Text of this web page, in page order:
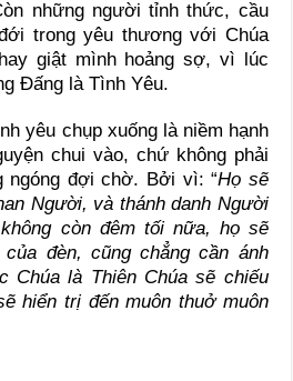
những người tỉnh thức, cầu
trong yêu thương với Chúa
giật mình hoảng sợ, vì lúc
Đấng là Tình Yêu.
yêu chụp xuống là niềm hạnh
chui vào, chứ không phải
ngóng đợi chờ. Bởi vì: “Họ sẽ
Người, và thánh danh Người
còn đêm tối nữa, họ sẽ
đèn, cũng chẳng cần ánh
là Thiên Chúa sẽ chiếu
hiển trị đến muôn thuở muôn